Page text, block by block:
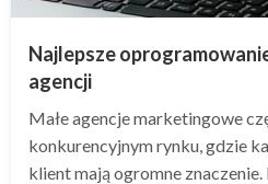
Najlepsze
agencji
Małe agencje marketingowe
konkurencyjnym rynku, gdzie
klient mają ogromne